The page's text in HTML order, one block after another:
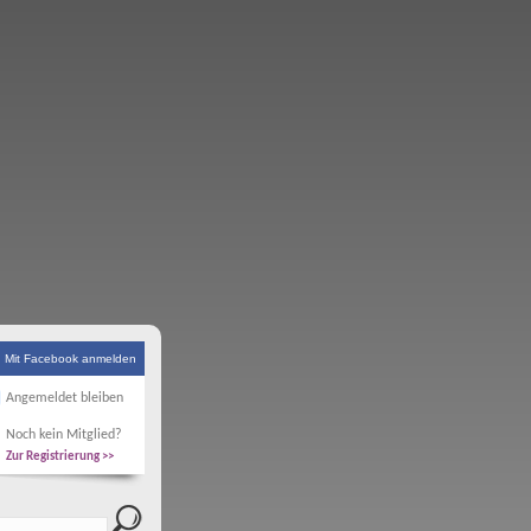
Mit Facebook anmelden
Angemeldet bleiben
Noch kein Mitglied?
Zur Registrierung >>